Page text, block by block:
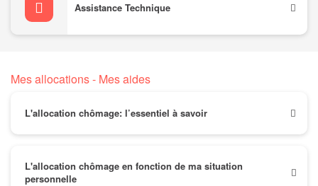
Assistance Technique
Mes allocations - Mes aides
L'allocation chômage: l’essentiel à savoir
L'allocation chômage en fonction de ma situation
personnelle